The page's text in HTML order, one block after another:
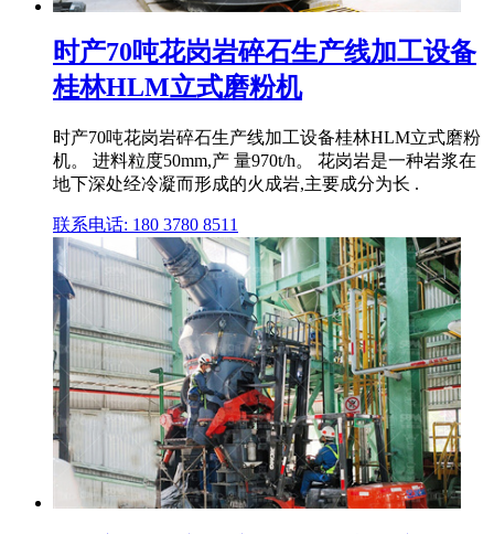
时产70吨花岗岩碎石生产线加工设备
桂林HLM立式磨粉机
时产70吨花岗岩碎石生产线加工设备桂林HLM立式磨粉
机。 进料粒度50mm,产 量970t/h。 花岗岩是一种岩浆在
地下深处经冷凝而形成的火成岩,主要成分为长 .
联系电话: 180 3780 8511